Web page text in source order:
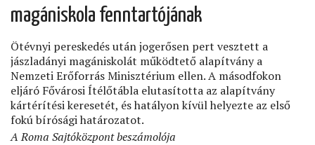
magániskola fenntartójának
Ötévnyi pereskedés után jogerősen pert vesztett a
jászladányi magániskolát működtető alapítvány a
Nemzeti Erőforrás Minisztérium ellen. A másodfokon
eljáró Fővárosi Ítélőtábla elutasította az alapítvány
kártérítési keresetét, és hatályon kívül helyezte az első
fokú bírósági határozatot.
A Roma Sajtóközpont beszámolója